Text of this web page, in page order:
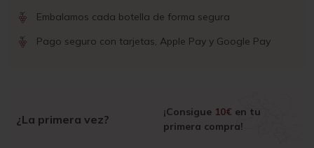
Embalamos cada botella de forma segura
Pago seguro con tarjetas, Apple Pay y Google Pay
¿La primera vez?
¡Consigue 10€ en tu
primera compra!